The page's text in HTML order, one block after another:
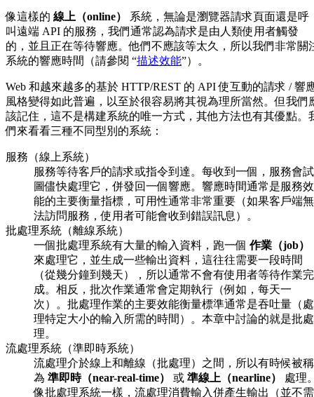
像這樣的 線上（online）
系統，無論是瀏覽器請求頁面還是呼
叫遠端 API 的服務，我們通常認為請求是由人類使用者觸發
的，並且正在等待響應。他們不應該等太久，所以我們非常關
系統的響應時間（請參閱 “描述效能”）。
Web 和越來越多的基於 HTTP/REST 的 API 使互動的請求 / 響
風格變得如此普遍，以至於很容易將其視為理所當然。但我們
該記住，這不是構建系統的唯一方式，其他方法也有其優點。
們來看看三種不同型別的系統：
服務（線上系統）
服務等待客戶的請求或指令到達。每收到一個，服務會試
圖儘快處理它，併發回一個響應。響應時間通常是服務效
能的主要衡量指標，可用性通常非常重要（如果客戶端無
法訪問服務，使用者可能會收到錯誤訊息）。
批處理系統（離線系統）
一個批處理系統有大量的輸入資料，跑一個 作業（job）
來處理它，並生成一些輸出資料，這往往需要一段時間
（從幾分鐘到幾天），所以通常不會有使用者等待作業完
成。相反，批次作業通常會定期執行（例如，每天一
次）。批處理作業的主要效能衡量標準通常是吞吐量（處
理特定大小的輸入所需的時間）。本章中討論的就是批處
理。
流處理系統（準即時系統）
流處理介於線上和離線（批處理）之間，所以有時候被稱
為 準即時（near-real-time） 或 準線上（nearline）
處理
像批處理系統一樣，流處理消費輸入併產生輸出（並不需